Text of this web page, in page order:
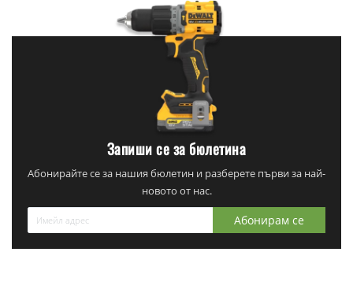
Запиши се за бюлетина
Абонирайте се за нашия бюлетин и разберете първи за най-
новото от нас.
Абонирам се